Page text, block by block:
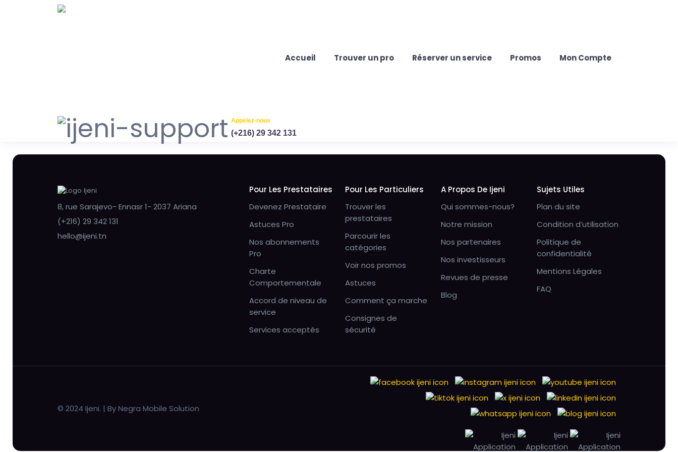
Accueil Trouver un pro Réserver un service Promos Mon Compte
Appelez-nous
(+216) 29 342 131
8, rue Sarajevo- Ennasr 1- 2037 Ariana
(+216) 29 342 131
hello@ijeni.tn
Pour Les Prestataires
Devenez Prestataire
Astuces Pro
Nos abonnements
Pro
Charte
Comportementale
Accord de niveau de
service
Services acceptés
Pour Les Particuliers
Trouver les
prestataires
Parcourir les
catégories
Voir nos promos
Astuces
Comment ça marche
Consignes de
sécurité
A Propos De Ijeni
Qui sommes-nous?
Notre mission
Nos partenaires
Nos investisseurs
Revues de presse
Blog
Sujets Utiles
Plan du site
Condition d’utilisation
Politique de
confidentialité
Mentions Légales
FAQ
© 2024 Ijeni. | By Negra Mobile Solution